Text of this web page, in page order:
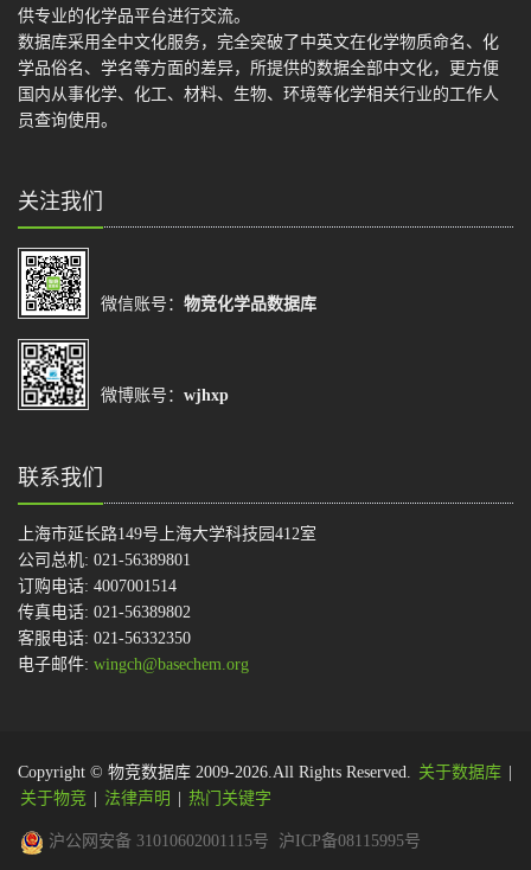
供专业的化学品平台进行交流。
数据库采用全中文化服务，完全突破了中英文在化学物质命名、化
学品俗名、学名等方面的差异，所提供的数据全部中文化，更方便
国内从事化学、化工、材料、生物、环境等化学相关行业的工作人
员查询使用。
关注我们
微信账号： 物竞化学品数据库
微博账号： wjhxp
联系我们
上海市延长路149号上海大学科技园412室
公司总机: 021-56389801
订购电话: 4007001514
传真电话: 021-56389802
客服电话: 021-56332350
电子邮件: wingch@basechem.org
Copyright © 物竞数据库 2009-2026.All Rights Reserved. 关于数据库
关于物竞
法律声明 热门关键字
沪公网安备 31010602001115号 沪ICP备08115995号